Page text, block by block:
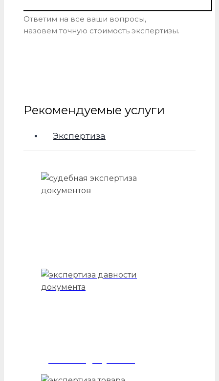
Ответим на все ваши вопросы,
назовем точную стоимость экспертизы.
Рекомендуемые услуги
Экспертиза